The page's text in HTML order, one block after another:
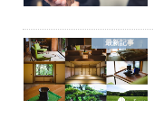
最新記事